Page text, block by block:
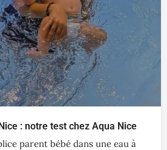
: notre test chez Aqua Nice
parent bébé dans une eau à